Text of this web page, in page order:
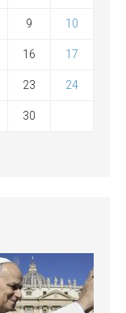
9 10
16 17
23 24
30